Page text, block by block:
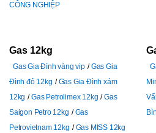
CÔNG NGHIỆP
Gas 12kg
Gas Gia Đình vàng vip
Gas Gia
Đình đỏ 12kg
Gas Gia Đình xám
12kg
Gas Petrolimex 12kg
Gas
Saigon Petro 12kg
Gas
Petrovietnam 12kg
Gas MISS 12kg